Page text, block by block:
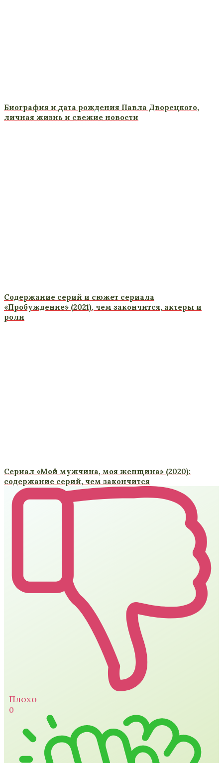
Биография и дата рождения Павла Дворецкого,
личная жизнь и свежие новости
Содержание серий и сюжет сериала
«Пробуждение» (2021), чем закончится, актеры и
роли
Сериал «Мой мужчина, моя женщина» (2020):
содержание серий, чем закончится
Плохо
0